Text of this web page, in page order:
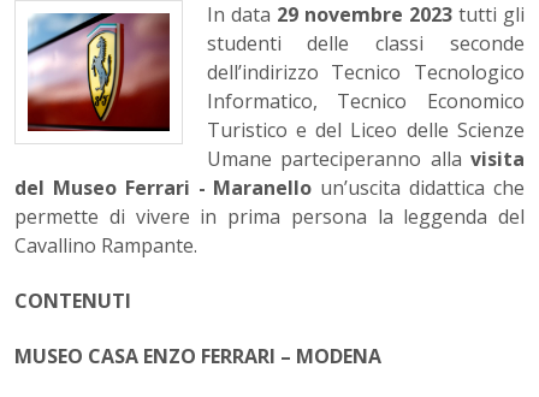
In data 29 novembre 2023tutti gli
studenti delle classi seconde
dell’indirizzo Tecnico Tecnologico
Informatico, Tecnico Economico
Turistico e del Liceo delle Scienze
Umane parteciperanno alla visita
del Museo Ferrari - Maranello un’uscita didattica che
permette di vivere in prima persona la leggenda del
Cavallino Rampante.
CONTENUTI
MUSEO CASA ENZO FERRARI – MODENA